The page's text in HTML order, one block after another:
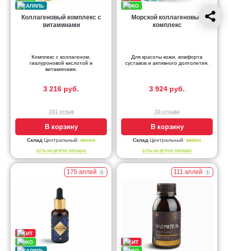
Коллагеновый комплекс с
витаминами
Комплекс с коллагеном,
гиалуроновой кислотой и
витаминами.
3 216 руб.
161 отзыв
В корзину
Склад Центральный: много
ЕСТЬ НА ДРУГИХ СКЛАДАХ
Морской коллагеновый
комплекс
Для красоты кожи, комфорта
суставов и активного долголетия.
3 924 руб.
33 отзыва
В корзину
Склад Центральный: много
ЕСТЬ НА ДРУГИХ СКЛАДАХ
175 аплей 111 аплей